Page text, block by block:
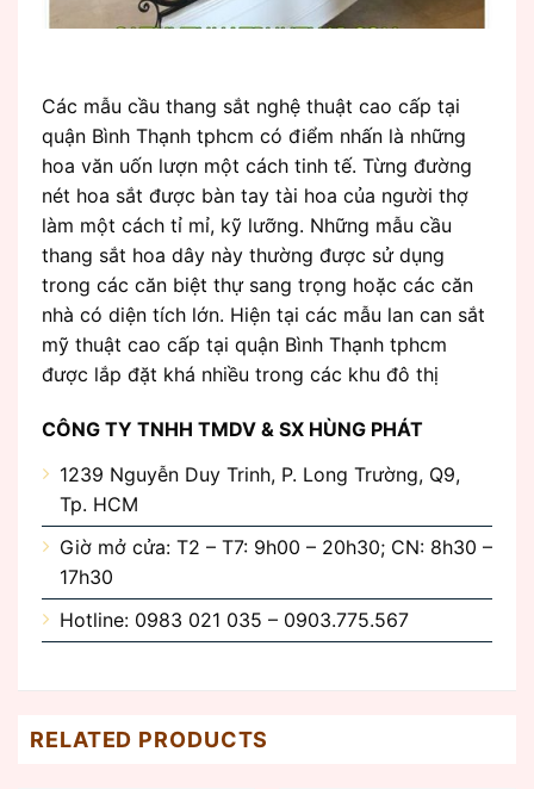
Các mẫu cầu thang sắt nghệ thuật cao cấp tại
quận Bình Thạnh tphcm có điểm nhấn là những
hoa văn uốn lượn một cách tinh tế. Từng đường
nét hoa sắt được bàn tay tài hoa của người thợ
làm một cách tỉ mỉ, kỹ lưỡng. Những mẫu cầu
thang sắt hoa dây này thường được sử dụng
trong các căn biệt thự sang trọng hoặc các căn
nhà có diện tích lớn. Hiện tại các mẫu lan can sắt
mỹ thuật cao cấp tại quận Bình Thạnh tphcm
được lắp đặt khá nhiều trong các khu đô thị
CÔNG TY TNHH TMDV & SX HÙNG PHÁT
1239 Nguyễn Duy Trinh, P. Long Trường, Q9,
Tp. HCM
Giờ mở cửa: T2 – T7: 9h00 – 20h30; CN: 8h30 –
17h30
Hotline: 0983 021 035 – 0903.775.567
RELATED PRODUCTS